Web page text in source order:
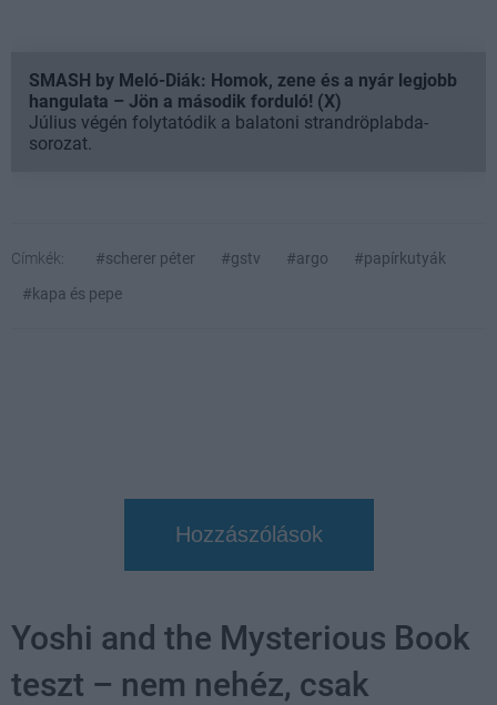
SMASH by Meló-Diák: Homok, zene és a nyár legjobb
hangulata – Jön a második forduló! (X)
Július végén folytatódik a balatoni strandröplabda-
sorozat.
Címkék: #scherer péter #gstv #argo
#papírkutyák
#kapa és pepe
Hozzászólások
Yoshi and the Mysterious Book
teszt – nem nehéz, csak